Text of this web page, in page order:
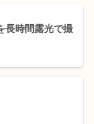
長時間露光で撮